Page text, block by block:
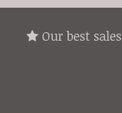
Our best sales